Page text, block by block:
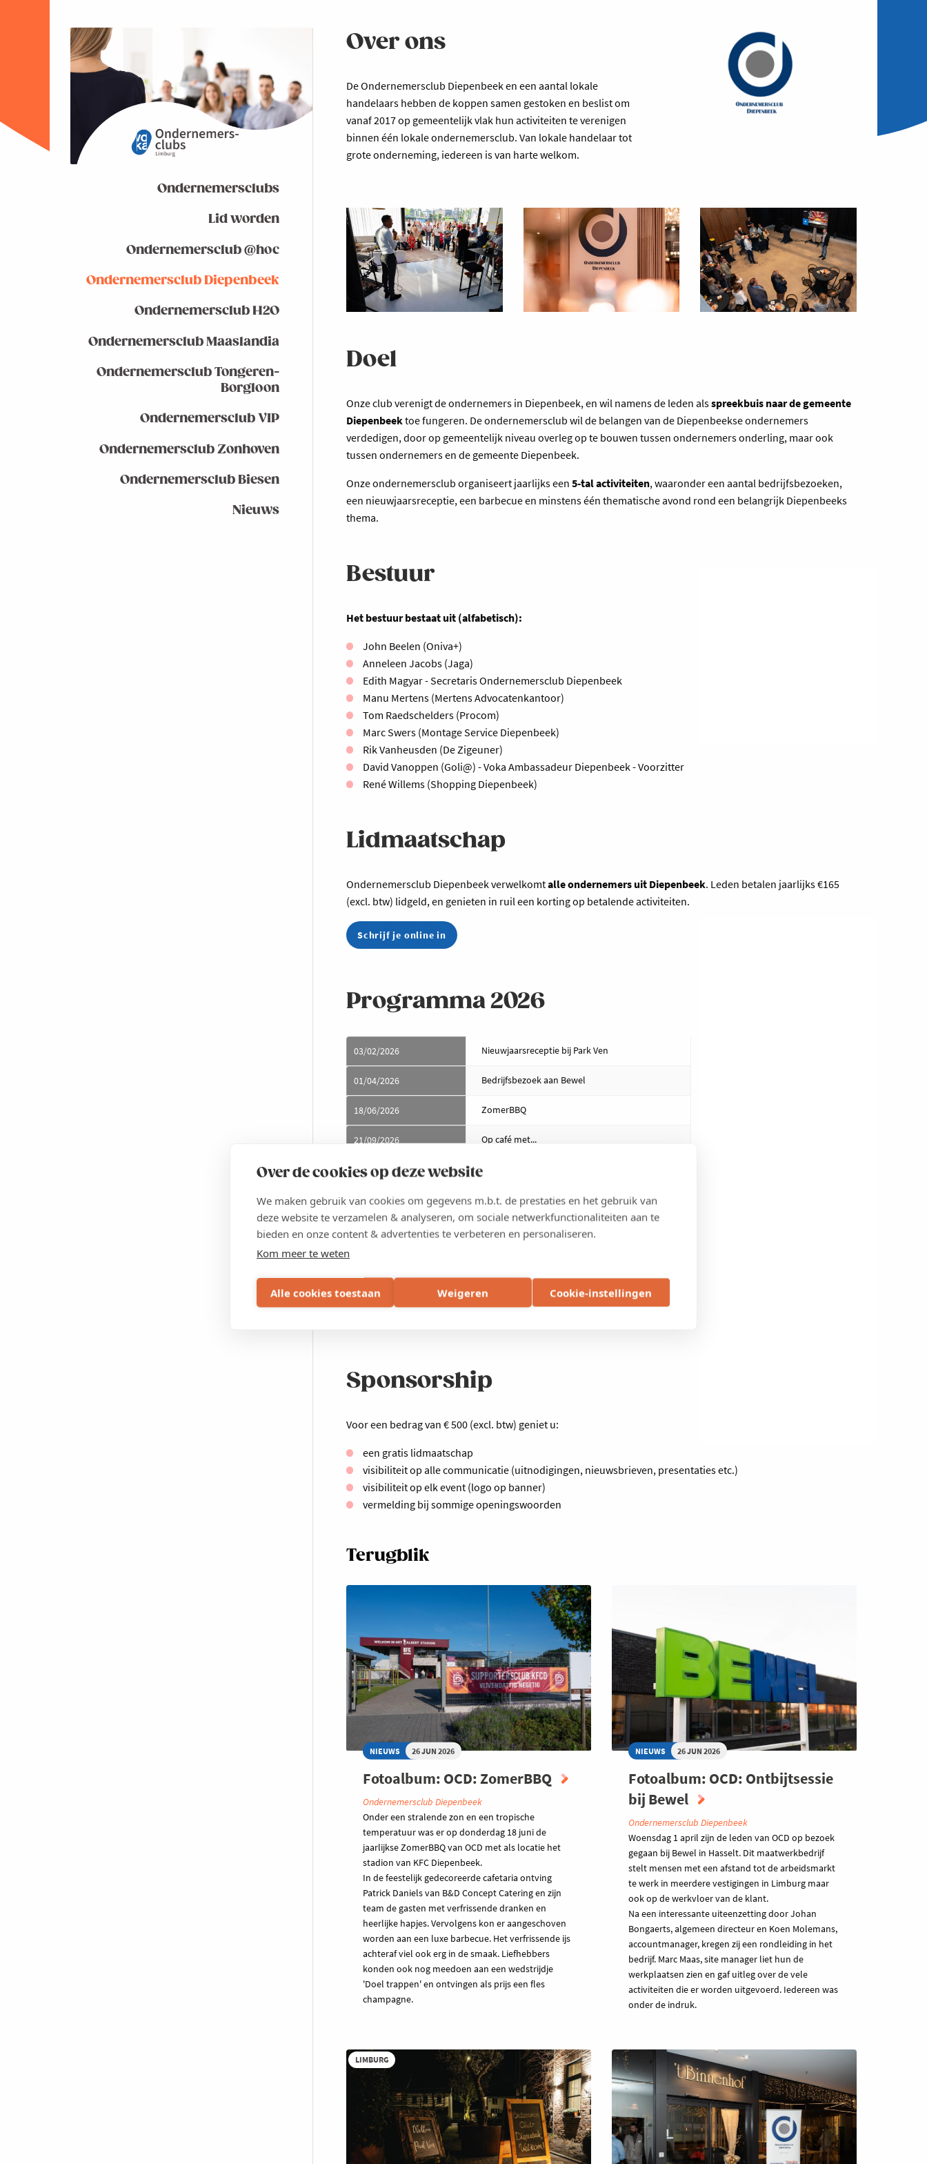
Over de cookies op deze website
We maken gebruik van cookies om gegevens m.b.t. de prestaties en het gebruik van
deze website te verzamelen & analyseren, om sociale netwerkfunctionaliteiten aan te
bieden en onze content & advertenties te verbeteren en personaliseren.
Kom meer te weten
Alle cookies toestaan Weigeren Cookie-instellingen
Ondernemersclubs
Lid worden
Ondernemersclub @hoc
Ondernemersclub Diepenbeek
Ondernemersclub H2O
Ondernemersclub Maaslandia
Ondernemersclub Tongeren-
Borgloon
Ondernemersclub VIP
Ondernemersclub Zonhoven
Ondernemersclub Biesen
Nieuws
Over ons
De Ondernemersclub Diepenbeek en een aantal lokale
handelaars hebben de koppen samen gestoken en beslist om
vanaf 2017 op gemeentelijk vlak hun activiteiten te verenigen
binnen één lokale ondernemersclub. Van lokale handelaar tot
grote onderneming, iedereen is van harte welkom.
Doel
Onze club verenigt de ondernemers in Diepenbeek, en wil namens de leden alsspreekbuis naar de gemeente
Diepenbeektoe fungeren. De ondernemersclub wil de belangen van de Diepenbeekse ondernemers
verdedigen, door op gemeentelijk niveau overleg op te bouwen tussen ondernemers onderling, maar ook
tussen ondernemers en de gemeente Diepenbeek.
Onze ondernemersclub organiseert jaarlijks een 5-tal activiteiten, waaronder een aantal bedrijfsbezoeken,
een nieuwjaarsreceptie, een barbecue en minstens één thematische avond rond een belangrijk Diepenbeeks
thema.
Bestuur
Het bestuur bestaat uit (alfabetisch):
John Beelen (Oniva+)
Anneleen Jacobs (Jaga)
Edith Magyar - Secretaris Ondernemersclub Diepenbeek
Manu Mertens (Mertens Advocatenkantoor)
Tom Raedschelders (Procom)
Marc Swers (Montage Service Diepenbeek)
Rik Vanheusden (De Zigeuner)
David Vanoppen (Goli@) - Voka Ambassadeur Diepenbeek - Voorzitter
René Willems (Shopping Diepenbeek)
Lidmaatschap
Ondernemersclub Diepenbeek verwelkomtalle ondernemers uit Diepenbeek. Leden betalen jaarlijks €165
(excl. btw) lidgeld, en genieten in ruil een korting op betalende activiteiten.
Schrijf je online in
Programma 2026
03/02/2026 Nieuwjaarsreceptie bij Park Ven
01/04/2026 Bedrijfsbezoek aan Bewel
18/06/2026 ZomerBBQ
21/09/2026 Op café met...
Najaar 2026 ntb
December 2026 Kerstdrink
Volgende activiteit
Sponsorship
Voor een bedrag van € 500 (excl. btw) geniet u:
een gratis lidmaatschap
visibiliteit op alle communicatie (uitnodigingen, nieuwsbrieven, presentaties etc.)
visibiliteit op elk event (logo op banner)
vermelding bij sommige openingswoorden
Terugblik
NIEUWS 26 JUN 2026
Fotoalbum: OCD: ZomerBBQ
Ondernemersclub Diepenbeek
Onder een stralende zon en een tropische
temperatuur was er op donderdag 18 juni de
jaarlijkse ZomerBBQ van OCD met als locatie het
stadion van KFC Diepenbeek.
In de feestelijk gedecoreerde cafetaria ontving
Patrick Daniels van B&D Concept Catering en zijn
team de gasten met verfrissende dranken en
heerlijke hapjes. Vervolgens kon er aangeschoven
worden aan een luxe barbecue. Het verfrissende ijs
achteraf viel ook erg in de smaak. Liefhebbers
konden ook nog meedoen aan een wedstrijdje
'Doel trappen' en ontvingen als prijs een fles
champagne.
NIEUWS 26 JUN 2026
Fotoalbum: OCD: Ontbijtsessie
bij Bewel
Ondernemersclub Diepenbeek
Woensdag 1 april zijn de leden van OCD op bezoek
gegaan bij Bewel in Hasselt. Dit maatwerkbedrijf
stelt mensen met een afstand tot de arbeidsmarkt
te werk in meerdere vestigingen in Limburg maar
ook op de werkvloer van de klant.
Na een interessante uiteenzetting door Johan
Bongaerts, algemeen directeur en Koen Molemans,
accountmanager, kregen zij een rondleiding in het
bedrijf. Marc Maas, site manager liet hun de
werkplaatsen zien en gaf uitleg over de vele
activiteiten die er worden uitgevoerd. Iedereen was
onder de indruk.
LIMBURG